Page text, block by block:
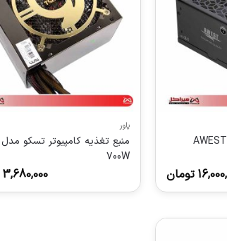
منبع تغذیه اوست مدل AWEST
تومان
پاور
700W
3,680,000